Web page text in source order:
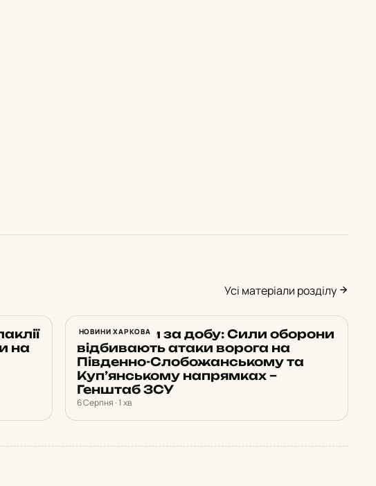
Усі матеріали розділу
на
НОВИНИ ХАРКОВА
23 штурми за добу: Сили оборони
відбивають атаки ворога на
Південно-Слобожанському та
Куп’янському напрямках –
Генштаб ЗСУ
6 Серпня · 1 хв